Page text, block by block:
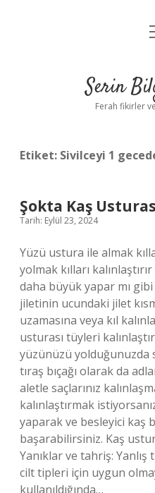
Serin
Ferah fikirler
Etiket: Sivilceyi 1
Şokta Kaş
Tarih: Eylül 23, 2024
Yüzü ustura ile almak
yolmak kılları
daha büyük yapar mı
jiletinin ucundaki jilet
uzamasına veya kıl
usturası tüyleri
yüzünüzü yolduğunuzda
tıraş bıçağı olarak da
aletle saçlarınız
kalınlaştırmak
yaparak ve besleyici kaş
başarabilirsiniz. Kaş
Yanıklar ve tahriş:
cilt tipleri için uygun
kullanıldığında…